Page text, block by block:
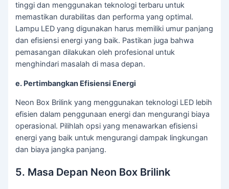
tinggi dan menggunakan teknologi terbaru untuk
memastikan durabilitas dan performa yang optimal.
Lampu LED yang digunakan harus memiliki umur panjang
dan efisiensi energi yang baik. Pastikan juga bahwa
pemasangan dilakukan oleh profesional untuk
menghindari masalah di masa depan.
e. Pertimbangkan Efisiensi Energi
Neon Box Brilink yang menggunakan teknologi LED lebih
efisien dalam penggunaan energi dan mengurangi biaya
operasional. Pilihlah opsi yang menawarkan efisiensi
energi yang baik untuk mengurangi dampak lingkungan
dan biaya jangka panjang.
5. Masa Depan Neon Box Brilink